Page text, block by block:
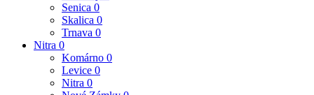
Senica 0
Skalica 0
Trnava 0
Nitra 0
Komárno 0
Levice 0
Nitra 0